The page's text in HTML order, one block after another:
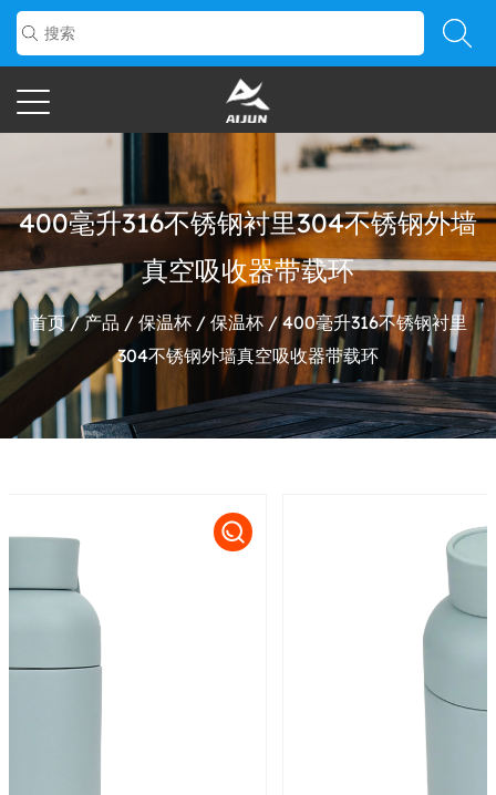
400毫升316不锈钢衬里304不锈钢外墙
真空吸收器带载环
首页/产品 / 保温杯/ 保温杯/400毫升316不锈钢衬里
304不锈钢外墙真空吸收器带载环